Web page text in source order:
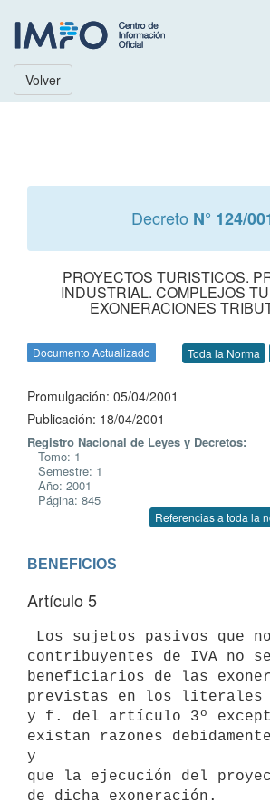
Volver
Decreto N° 124/
PROYECTOS TURISTICOS.
INDUSTRIAL. COMPLEJOS
EXONERACIONES
Documento Actualizado Toda la Norma
Promulgación: 05/04/2001
Publicación: 18/04/2001
Registro Nacional de Leyes y Decretos:
Tomo: 1
Semestre: 1
Año: 2001
Página: 845
Referencias a toda la
BENEFICIOS
Artículo 5
contribuyentes de IVA no
beneficiarios de las
previstas en los
y f. del artículo 3º
existan razones
y
que la ejecución del
de dicha exoneración.